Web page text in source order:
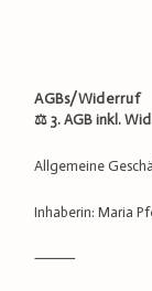
AGBs/Widerruf
⚖️ 3. AGB inkl.
Allgemeine
Inhaberin: Maria
⸻